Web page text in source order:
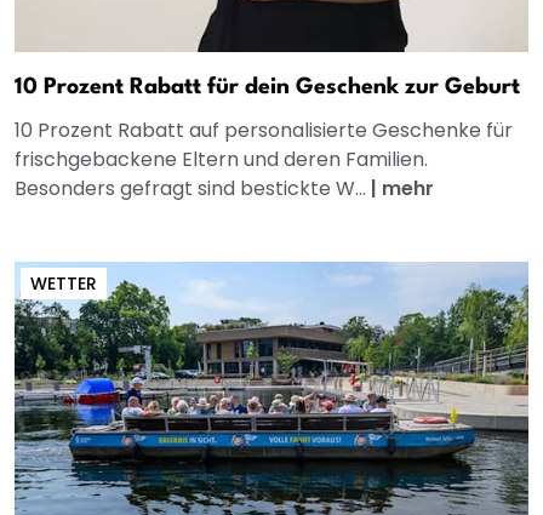
10 Prozent Rabatt für dein Geschenk zur Geburt
10 Prozent Rabatt auf personalisierte Geschenke für
frischgebackene Eltern und deren Familien.
Besonders gefragt sind bestickte W... | mehr
WETTER